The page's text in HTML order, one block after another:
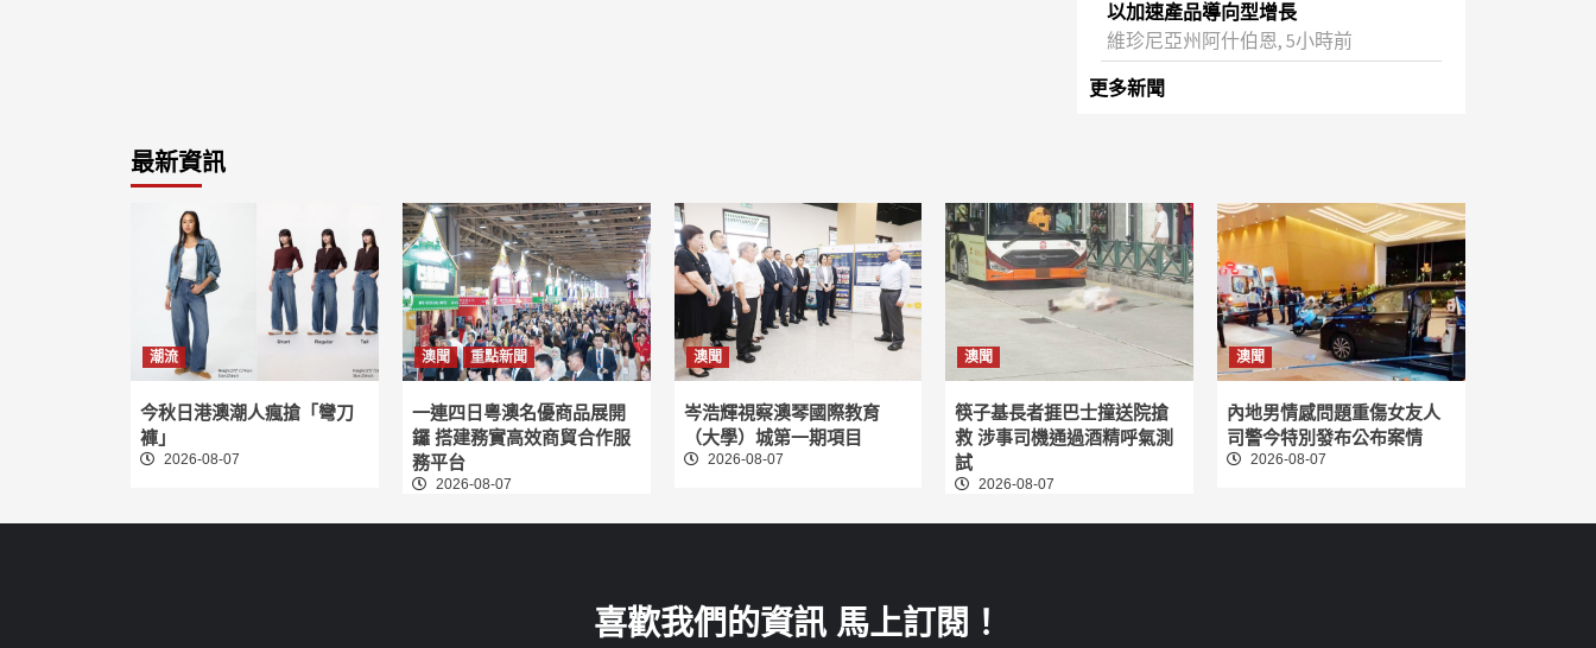
以加速產品導向型增長
維珍尼亞州阿什伯恩, 5小時前
更多新聞
最新資訊
潮流
今秋日港澳潮人瘋搶「彎刀
褲」
2026-08-07
澳聞 重點新聞
一連四日粵澳名優商品展開
鑼 搭建務實高效商貿合作服
務平台
2026-08-07
澳聞
岑浩輝視察澳琴國際教育
（大學）城第一期項目
2026-08-07
澳聞
筷子基長者捱巴士撞送院搶
救 涉事司機通過酒精呼氣測
試
2026-08-07
澳聞
內地男情感問題重傷女友人
司警今特別發布公布案情
2026-08-07
喜歡我們的資訊 馬上訂閱！